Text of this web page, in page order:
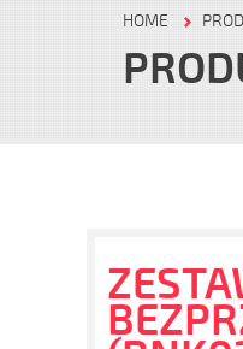
HOME